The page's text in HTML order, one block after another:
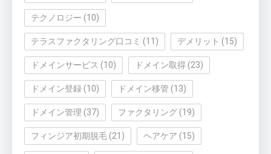
テクノロジー (10)
テラスファクタリング口コミ (11) デメリット (15)
ドメインサービス (10) ドメイン取得 (23)
ドメイン登録 (10) ドメイン移管 (13)
ドメイン管理 (37) ファクタリング (19)
フィンジア初期脱毛 (21) ヘアケア (15)